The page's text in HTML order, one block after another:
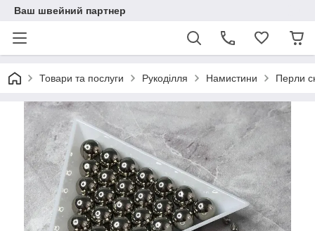
Ваш швейний партнер
Товари та послуги Рукоділля Намистини Перли